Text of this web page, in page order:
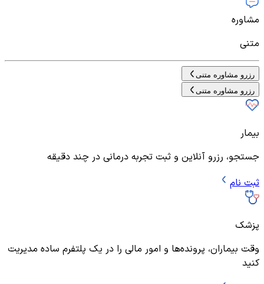
مشاوره
متنی
رزرو مشاوره متنی
رزرو مشاوره متنی
بیمار
جستجو، رزرو آنلاین و ثبت تجربه درمانی در چند دقیقه
ثبت نام
پزشک
وقت بیماران، پرونده‌ها و امور مالی را در یک پلتفرم ساده مدیریت
کنید